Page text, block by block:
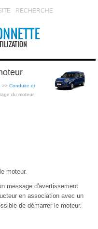
RECHERCHE
>> Conduite et
du moteur
moteur.
message d'avertissement
en association avec un
de démarrer le moteur.